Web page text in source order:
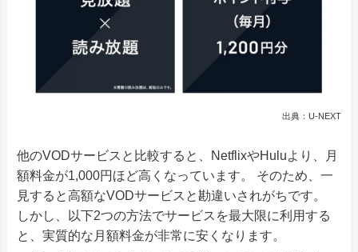
出典：U-NEXT
他のVODサービスと比較すると、NetflixやHuluより、月
額料金が1,000円ほど高くなっています。 そのため、一
見すると高額なVODサービスと勘違いされがちです。
しかし、以下2つの方法でサービスを最大限に利用する
と、実質的な月額料金が非常に安くなります。